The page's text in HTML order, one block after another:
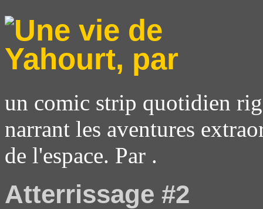
un comic strip quotidien
narrant les aventures
de l'espace. Par .
Atterrissage #2